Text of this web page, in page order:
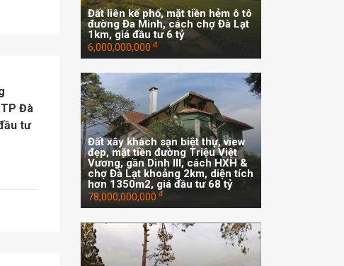
Đà
tư
Đất liên kế phố, mặt tiền hẻm ô tô
đường Đa Minh, cách chợ Đà Lạt
1km, giá đầu tư 6 tỷ
6,000,000,000 đ
Đất xây khách sạn biệt thự, view
đẹp, mặt tiền đường Triệu Việt
Vương, gần Dinh III, cách HXH &
chợ Đà Lạt khoảng 2km, diện tích
hơn 1350m2, giá đầu tư 68 tỷ
78,000,000,000 đ